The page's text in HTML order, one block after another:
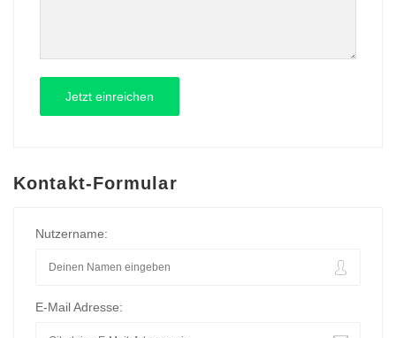
Kontakt-Formular
Nutzername:
E-Mail Adresse: